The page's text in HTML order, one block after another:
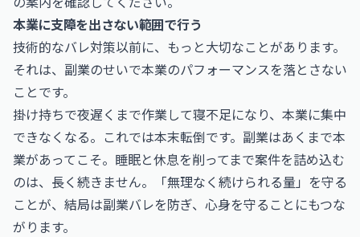
本業に支障を出さない範囲で行う
技術的なバレ対策以前に、もっと大切なことがあります。
それは、副業のせいで本業のパフォーマンスを落とさない
ことです。
掛け持ちで夜遅くまで作業して寝不足になり、本業に集中
できなくなる。これでは本末転倒です。副業はあくまで本
業があってこそ。睡眠と休息を削ってまで案件を詰め込む
のは、長く続きません。「無理なく続けられる量」を守る
ことが、結局は副業バレを防ぎ、心身を守ることにもつな
がります。